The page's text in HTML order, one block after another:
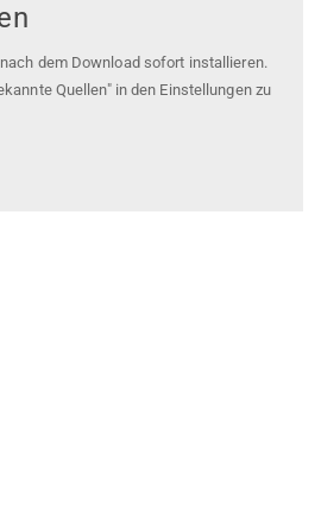
dem Download sofort installieren.
Quellen" in den Einstellungen zu